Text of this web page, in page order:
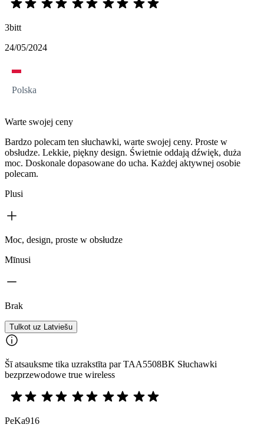
3bitt
24/05/2024
Polska
Warte swojej ceny
Bardzo polecam ten słuchawki, warte swojej ceny. Proste w
obsłudze. Lekkie, piękny design. Świetnie oddają dźwięk, duża
moc. Doskonale dopasowane do ucha. Każdej aktywnej osobie
polecam.
Plusi
Moc, design, proste w obsłudze
Mīnusi
Brak
Tulkot uz Latviešu
Šī atsauksme tika uzrakstīta par TAA5508BK Słuchawki
bezprzewodowe true wireless
PeKa916